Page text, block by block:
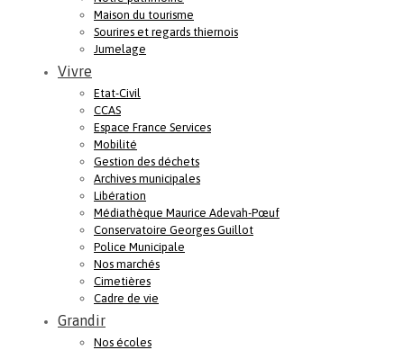
Maison du tourisme
Sourires et regards thiernois
Jumelage
Vivre
Etat-Civil
CCAS
Espace France Services
Mobilité
Gestion des déchets
Archives municipales
Libération
Médiathèque Maurice Adevah-Pœuf
Conservatoire Georges Guillot
Police Municipale
Nos marchés
Cimetières
Cadre de vie
Grandir
Nos écoles